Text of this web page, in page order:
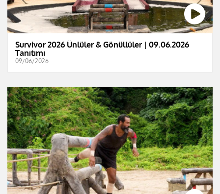
Survivor 2026 Ünlüler & Gönüllüler | 09.06.2026
Tanıtımı
09/06/2026